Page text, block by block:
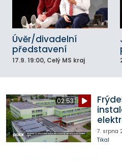
Úvěr/divadelní
představení
17.9. 19:00, Celý MS kraj
02:53
7. srpna
Tikal